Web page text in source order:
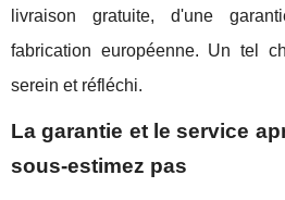
livraison gratuite, d'une
fabrication européenne. Un tel
serein et réfléchi.
La garantie et le service
sous-estimez pas